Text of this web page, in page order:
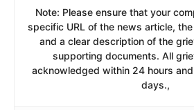
​Note: Please ensure that your
specific URL of the news article,
and a clear description of the
supporting documents. All
acknowledged within 24 hours
days.,